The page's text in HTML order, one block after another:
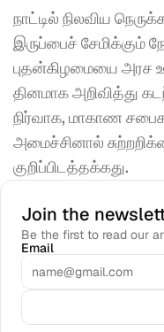
நாட்டில் நிலவிய
இருப்பைச் சேமிக்கும்
புதன்கிழமையை அரச
தினமாக அறிவித்து
நிர்வாக, மாகாண
அமைச்சினால்
குறிப்பிடத்தக்கது.
Join the
Be the first to read our
Email